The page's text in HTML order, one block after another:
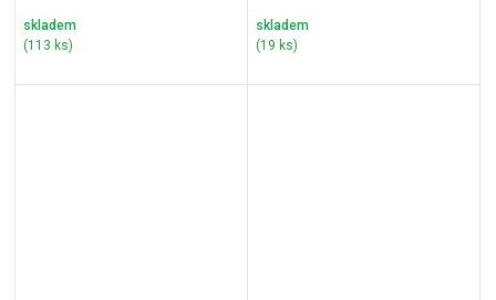
skladem
(113 ks)
skladem
(19 ks)